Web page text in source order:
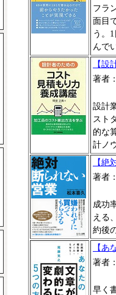
フラ
面目
う。
んで
【設
著者
設計
スト
的な
計ノ
【絶
著者
成功
える
約後
【あ
著者
早く